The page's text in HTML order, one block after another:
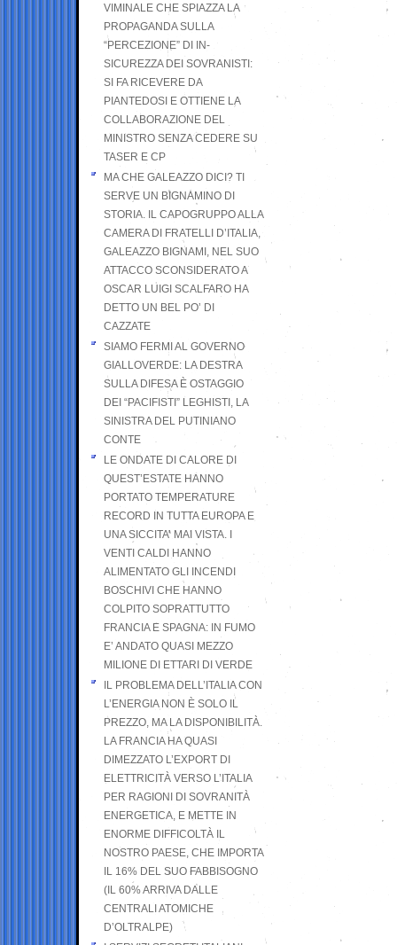
VIMINALE CHE SPIAZZA LA
PROPAGANDA SULLA
“PERCEZIONE” DI IN-
SICUREZZA DEI SOVRANISTI:
SI FA RICEVERE DA
PIANTEDOSI E OTTIENE LA
COLLABORAZIONE DEL
MINISTRO SENZA CEDERE SU
TASER E CP
MA CHE GALEAZZO DICI? TI
SERVE UN BIGNAMINO DI
STORIA. IL CAPOGRUPPO ALLA
CAMERA DI FRATELLI D’ITALIA,
GALEAZZO BIGNAMI, NEL SUO
ATTACCO SCONSIDERATO A
OSCAR LUIGI SCALFARO HA
DETTO UN BEL PO’ DI
CAZZATE
SIAMO FERMI AL GOVERNO
GIALLOVERDE: LA DESTRA
SULLA DIFESA È OSTAGGIO
DEI “PACIFISTI” LEGHISTI, LA
SINISTRA DEL PUTINIANO
CONTE
LE ONDATE DI CALORE DI
QUEST’ESTATE HANNO
PORTATO TEMPERATURE
RECORD IN TUTTA EUROPA E
UNA SICCITA’ MAI VISTA. I
VENTI CALDI HANNO
ALIMENTATO GLI INCENDI
BOSCHIVI CHE HANNO
COLPITO SOPRATTUTTO
FRANCIA E SPAGNA: IN FUMO
E’ ANDATO QUASI MEZZO
MILIONE DI ETTARI DI VERDE
IL PROBLEMA DELL’ITALIA CON
L’ENERGIA NON È SOLO IL
PREZZO, MA LA DISPONIBILITÀ.
LA FRANCIA HA QUASI
DIMEZZATO L’EXPORT DI
ELETTRICITÀ VERSO L’ITALIA
PER RAGIONI DI SOVRANITÀ
ENERGETICA, E METTE IN
ENORME DIFFICOLTÀ IL
NOSTRO PAESE, CHE IMPORTA
IL 16% DEL SUO FABBISOGNO
(IL 60% ARRIVA DALLE
CENTRALI ATOMICHE
D’OLTRALPE)